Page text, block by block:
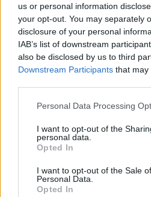
us or personal information
your opt-out. You may separately
disclosure of your personal
IAB’s list of downstream
also be disclosed by us to third
Downstream Participants that may
Please note that this website/app
not limited to your visit or usage
grant or deny consent to Google
use your data for below specified
consent section.
Personal Data Processing
I want to opt-out of the
personal data.
Opted In
I want to opt-out of the Sale
Personal Data.
Opted In
Υποβολή
Πολιτική Απορρήτου&Όροι Χρήσης
EUROLEAGUE
Share: